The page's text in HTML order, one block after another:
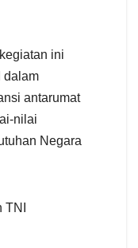
ini
dalam
antarumat
nilai
Negara